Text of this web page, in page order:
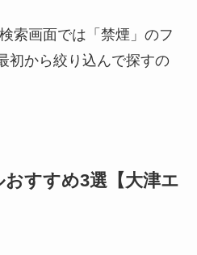
索画面では「禁煙」のフ
初から絞り込んで探すの
すすめ3選【大津エ